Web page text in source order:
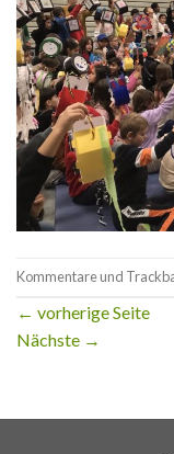
Kommentare und
← vorherige Seite
Nächste →